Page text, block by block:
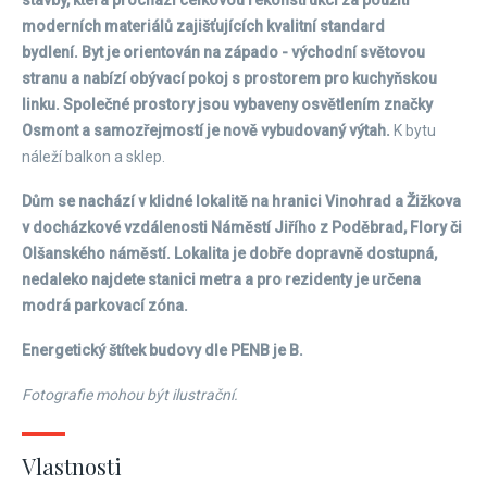
moderních materiálů zajišťujících kvalitní standard
bydlení. Byt je orientován na západo - východní světovou
stranu a nabízí obývací pokoj s prostorem pro kuchyňskou
linku. Společné prostory jsou vybaveny osvětlením značky
Osmont a samozřejmostí je nově vybudovaný výtah. K bytu
náleží balkon a sklep.
Dům se nachází v klidné lokalitě na hranici Vinohrad a Žižkova
v docházkové vzdálenosti Náměstí Jiřího z Poděbrad, Flory či
Olšanského náměstí. Lokalita je dobře dopravně dostupná,
nedaleko najdete stanici metra a pro rezidenty je určena
modrá parkovací zóna.
Energetický štítek budovy dle PENB je B.
Fotografie mohou být ilustrační.
Vlastnosti